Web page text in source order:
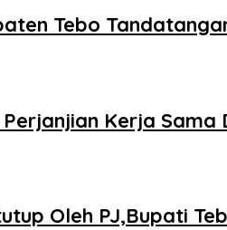
Tebo
Kerja Sama
Oleh PJ,Bupati